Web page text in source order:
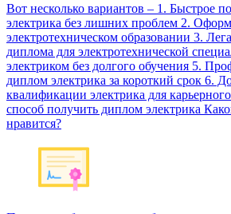
Вот несколько вариантов – 1. Быстрое
электрика без лишних проблем 2.
электротехническом образовании 3.
диплома для электротехнической
электриком без долгого обучения 5.
диплом электрика за короткий срок 6.
квалификации электрика для
способ получить диплом электрика
нравится?